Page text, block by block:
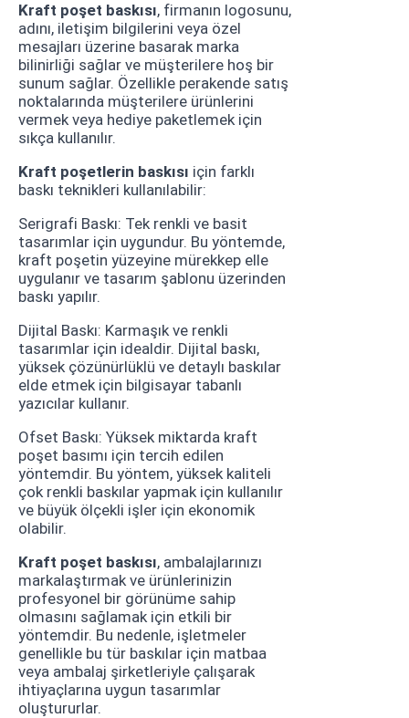
Kraft poşet baskısı, firmanın logosunu,
adını, iletişim bilgilerini veya özel
mesajları üzerine basarak marka
bilinirliği sağlar ve müşterilere hoş bir
sunum sağlar. Özellikle perakende satış
noktalarında müşterilere ürünlerini
vermek veya hediye paketlemek için
sıkça kullanılır.
Kraft poşetlerin baskısı için farklı
baskı teknikleri kullanılabilir:
Serigrafi Baskı: Tek renkli ve basit
tasarımlar için uygundur. Bu yöntemde,
kraft poşetin yüzeyine mürekkep elle
uygulanır ve tasarım şablonu üzerinden
baskı yapılır.
Dijital Baskı: Karmaşık ve renkli
tasarımlar için idealdir. Dijital baskı,
yüksek çözünürlüklü ve detaylı baskılar
elde etmek için bilgisayar tabanlı
yazıcılar kullanır.
Ofset Baskı: Yüksek miktarda kraft
poşet basımı için tercih edilen
yöntemdir. Bu yöntem, yüksek kaliteli
çok renkli baskılar yapmak için kullanılır
ve büyük ölçekli işler için ekonomik
olabilir.
Kraft poşet baskısı, ambalajlarınızı
markalaştırmak ve ürünlerinizin
profesyonel bir görünüme sahip
olmasını sağlamak için etkili bir
yöntemdir. Bu nedenle, işletmeler
genellikle bu tür baskılar için matbaa
veya ambalaj şirketleriyle çalışarak
ihtiyaçlarına uygun tasarımlar
oluştururlar.